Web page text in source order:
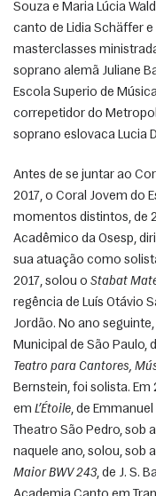
Souza e Maria Lúcia
canto de Lidia Schäffer e
masterclasses
soprano alemã Juliane
Escola Superio de
correpetidor do
soprano eslovaca Lucia
Antes de se juntar ao
2017, o Coral Jovem do
momentos distintos, de
Acadêmico da Osesp,
sua atuação como
2017, solou o Stabat
regência de Luís Otávio
Jordão. No ano
Municipal de São Paulo,
Teatro para Cantores,
Bernstein, foi solista.
em L’Étoile, de
Theatro São Pedro, sob
naquele ano, solou, sob
Maior BWV 243, de J. S.